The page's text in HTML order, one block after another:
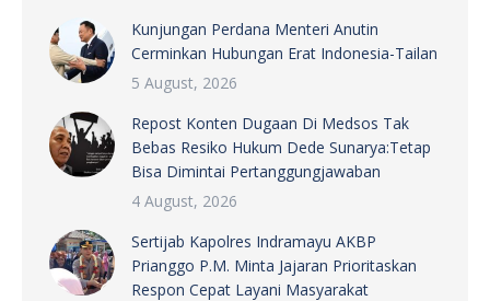
Kunjungan Perdana Menteri Anutin
Cerminkan Hubungan Erat Indonesia-Tailan
5 August, 2026
Repost Konten Dugaan Di Medsos Tak
Bebas Resiko Hukum Dede Sunarya:Tetap
Bisa Dimintai Pertanggungjawaban
4 August, 2026
Sertijab Kapolres Indramayu AKBP
Prianggo P.M. Minta Jajaran Prioritaskan
Respon Cepat Layani Masyarakat